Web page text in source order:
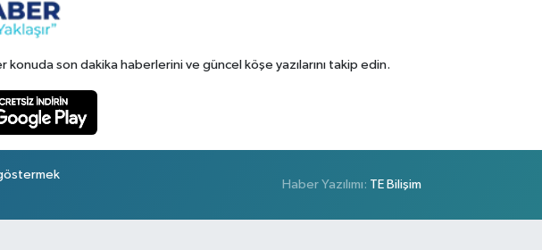
son dakika haberlerini ve güncel köşe yazılarını takip edin.
Haber Yazılımı: TE Bilişim